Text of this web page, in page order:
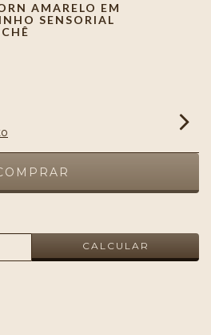
AMARELO EM
SENSORIAL
CALCULAR